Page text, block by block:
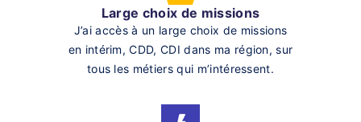
Large choix de missions
J’ai accès à un large choix de missions
en intérim, CDD, CDI dans ma région, sur
tous les métiers qui m’intéressent.